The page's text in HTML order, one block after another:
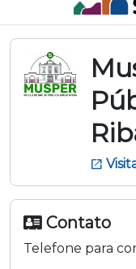
open_in_new
Contato
Telefone para